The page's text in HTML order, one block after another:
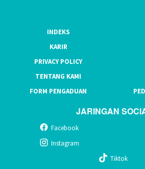
INDEKS
KARIR
PRIVACY POLICY
TENTANG KAMI
FORM PENGADUAN
JARINGAN
Facebook
Instagram
Tiktok